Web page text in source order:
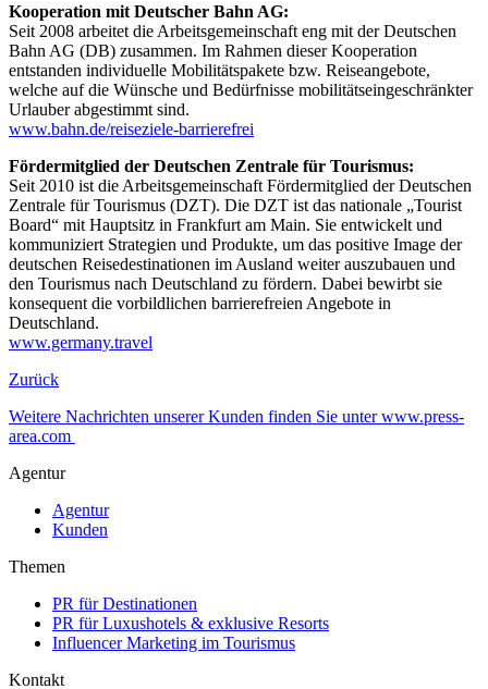
Kooperation mit Deutscher Bahn AG:
Seit 2008 arbeitet die Arbeitsgemeinschaft eng mit der Deutschen
Bahn AG (DB) zusammen. Im Rahmen dieser Kooperation
entstanden individuelle Mobilitätspakete bzw. Reiseangebote,
welche auf die Wünsche und Bedürfnisse mobilitätseingeschränkter
Urlauber abgestimmt sind.
www.bahn.de/reiseziele-barrierefrei
Fördermitglied der Deutschen Zentrale für Tourismus:
Seit 2010 ist die Arbeitsgemeinschaft Fördermitglied der Deutschen
Zentrale für Tourismus (DZT). Die DZT ist das nationale „Tourist
Board“ mit Hauptsitz in Frankfurt am Main. Sie entwickelt und
kommuniziert Strategien und Produkte, um das positive Image der
deutschen Reisedestinationen im Ausland weiter auszubauen und
den Tourismus nach Deutschland zu fördern. Dabei bewirbt sie
konsequent die vorbildlichen barrierefreien Angebote in
Deutschland.
www.germany.travel
Zurück
Weitere Nachrichten unserer Kunden finden Sie unter www.press-
area.com
Agentur
Agentur
Kunden
Themen
PR für Destinationen
PR für Luxushotels & exklusive Resorts
Influencer Marketing im Tourismus
Kontakt